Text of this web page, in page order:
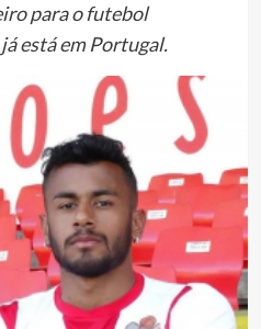
para o futebol
está em Portugal.